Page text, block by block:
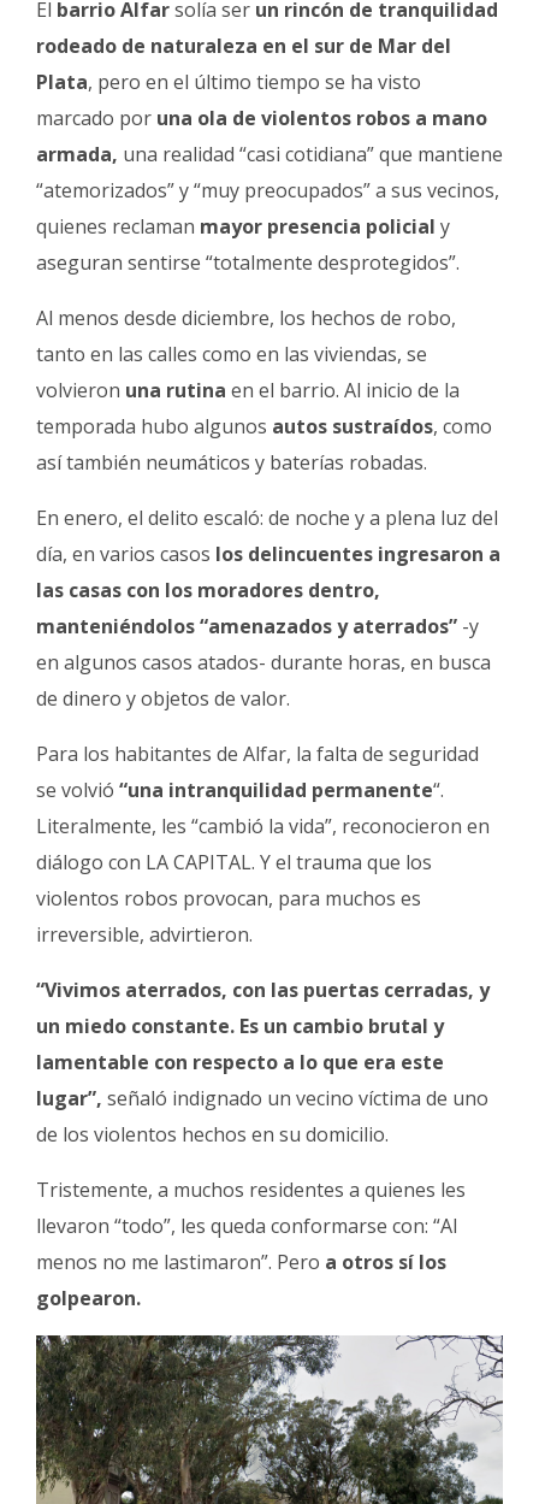
Fúnebres
El barrio Alfarsolía ser un rincón de tranquilidad
rodeado de naturaleza en el sur de Mar del
Plata, pero en el último tiempo se ha visto
marcado por una ola de violentos robos a mano
armada, una realidad “casi cotidiana” que mantiene
“atemorizados” y “muy preocupados” a sus vecinos,
quienes reclaman mayor presencia policial y
aseguran sentirse “totalmente desprotegidos”.
Al menos desde diciembre, los hechos de robo,
tanto en las calles como en las viviendas, se
volvieron una rutina en el barrio. Al inicio de la
temporada hubo algunos autos sustraídos, como
así también neumáticos y baterías robadas.
En enero, el delito escaló: de noche y a plena luz del
día, en varios casos los delincuentes ingresaron a
las casas con los moradores dentro,
manteniéndolos “amenazados y aterrados” -y
en algunos casos atados- durante horas, en busca
de dinero y objetos de valor.
Para los habitantes de Alfar, la falta de seguridad
se volvió “una intranquilidad permanente“.
Literalmente, les “cambió la vida”, reconocieron en
diálogo con LA CAPITAL. Y el trauma que los
violentos robos provocan, para muchos es
irreversible, advirtieron.
“Vivimos aterrados, con las puertas cerradas, y
un miedo constante. Es un cambio brutal y
lamentable con respecto a lo que era este
lugar”, señaló indignado un vecino víctima de uno
de los violentos hechos en su domicilio.
Tristemente, a muchos residentes a quienes les
llevaron “todo”, les queda conformarse con: “Al
menos no me lastimaron”. Pero a otros sí los
golpearon.